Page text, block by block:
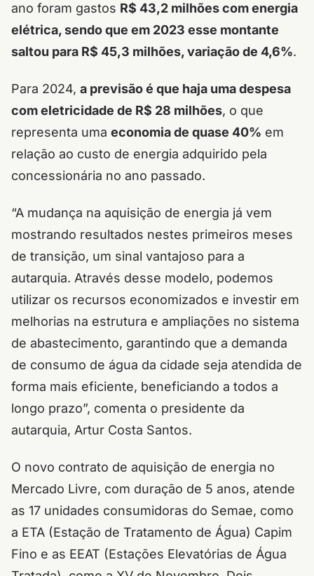
ano foram gastos R$ 43,2 milhões com energia
elétrica, sendo que em 2023 esse montante
saltou para R$ 45,3 milhões, variação de 4,6%.
Para 2024, a previsão é que haja uma despesa
com eletricidade de R$ 28 milhões, o que
representa uma economia de quase 40% em
relação ao custo de energia adquirido pela
concessionária no ano passado.
“A mudança na aquisição de energia já vem
mostrando resultados nestes primeiros meses
de transição, um sinal vantajoso para a
autarquia. Através desse modelo, podemos
utilizar os recursos economizados e investir em
melhorias na estrutura e ampliações no sistema
de abastecimento, garantindo que a demanda
de consumo de água da cidade seja atendida de
forma mais eficiente, beneficiando a todos a
longo prazo”, comenta o presidente da
autarquia, Artur Costa Santos.
O novo contrato de aquisição de energia no
Mercado Livre, com duração de 5 anos, atende
as 17 unidades consumidoras do Semae, como
a ETA (Estação de Tratamento de Água) Capim
Fino e as EEAT (Estações Elevatórias de Água